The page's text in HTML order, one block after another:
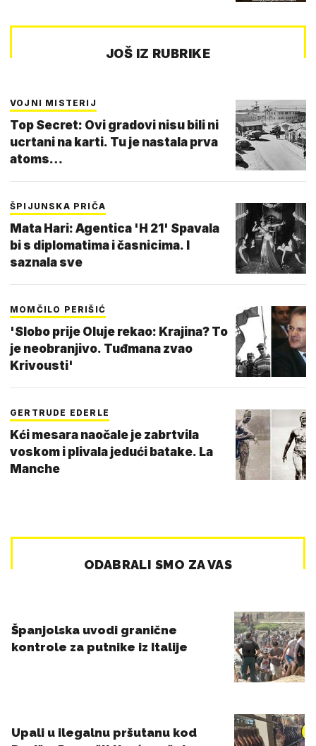
JOŠ IZ RUBRIKE
VOJNI MISTERIJ
Top Secret: Ovi gradovi nisu bili ni
ucrtani na karti. Tu je nastala prva
atoms…
ŠPIJUNSKA PRIČA
Mata Hari: Agentica 'H 21' Spavala
bi s diplomatima i časnicima. I
saznala sve
MOMČILO PERIŠIĆ
'Slobo prije Oluje rekao: Krajina? To
je neobranjivo. Tuđmana zvao
Krivousti'
GERTRUDE EDERLE
Kći mesara naočale je zabrtvila
voskom i plivala jedući batake. La
Manche